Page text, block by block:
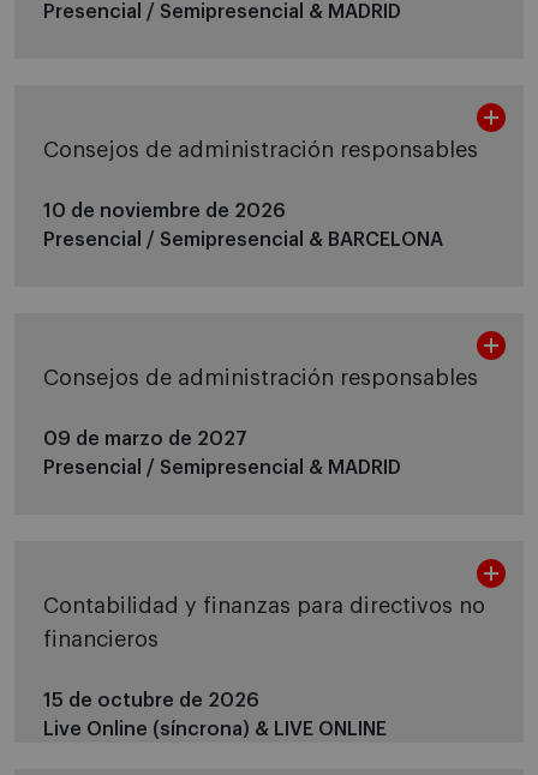
Presencial / Semipresencial & MADRID
Consejos de administración responsables
10 de noviembre de 2026
Presencial / Semipresencial & BARCELONA
Consejos de administración responsables
09 de marzo de 2027
Presencial / Semipresencial & MADRID
Contabilidad y finanzas para directivos no
financieros
15 de octubre de 2026
Live Online (síncrona) & LIVE ONLINE